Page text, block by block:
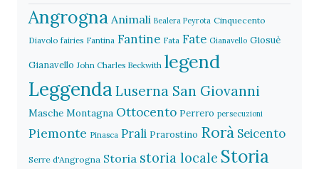
Angrogna Animali Bealera Peyrota Cinquecento
Diavolo fairies Fantina Fantine Fata Fate Gianavello Giosuè
Gianavello John Charles Beckwith legend
Leggenda Luserna San Giovanni
Masche Montagna Ottocento Perrero persecuzioni
Piemonte Pinasca Prali Prarostino Rorà Seicento
Serre d'Angrogna Storia storia locale Storia